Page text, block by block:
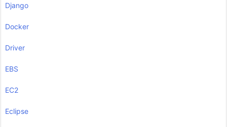
Django
Docker
Driver
EBS
EC2
Eclipse